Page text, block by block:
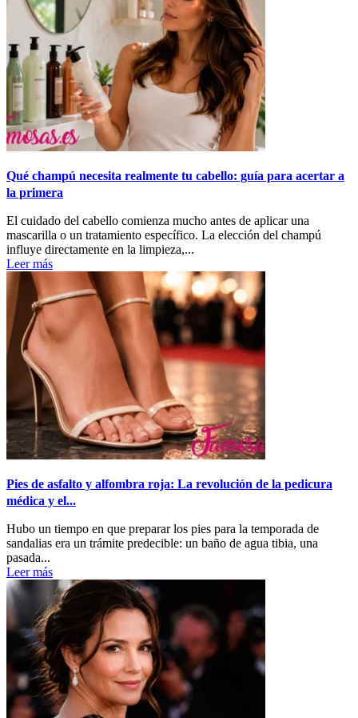
Qué champú necesita realmente tu cabello: guía para acertar a
la primera
El cuidado del cabello comienza mucho antes de aplicar una
mascarilla o un tratamiento específico. La elección del champú
influye directamente en la limpieza,...
Leer más
Pies de asfalto y alfombra roja: La revolución de la pedicura
médica y el...
Hubo un tiempo en que preparar los pies para la temporada de
sandalias era un trámite predecible: un baño de agua tibia, una
pasada...
Leer más